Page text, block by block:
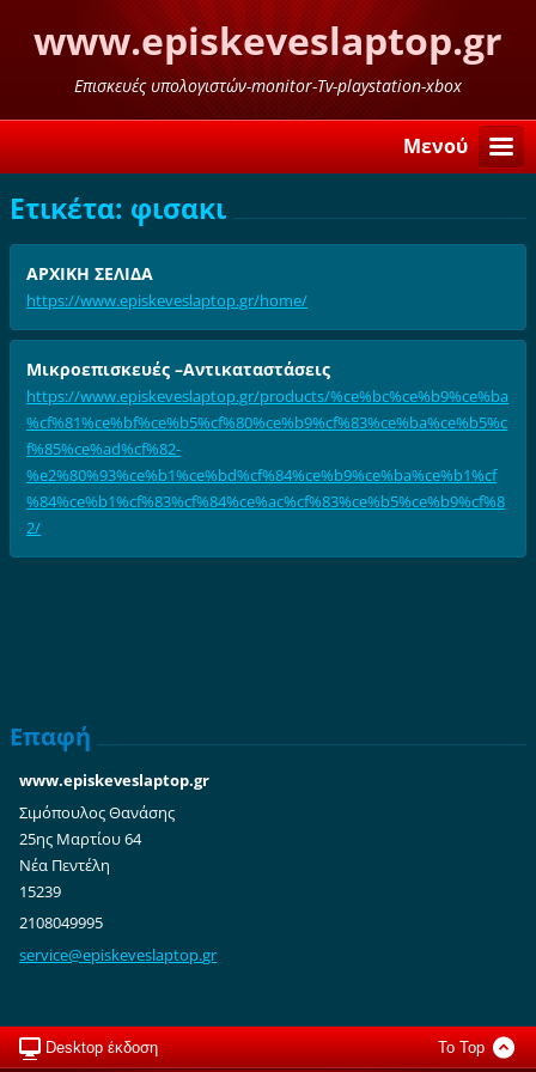
www.episkeveslaptop.gr
Επισκευές υπολογιστών-monitor-Tv-playstation-xbox
Μενού
Ετικέτα: φισακι
ΑΡΧΙΚΗ ΣΕΛΙΔΑ
https://www.episkeveslaptop.gr/home/
Μικροεπισκευές –Αντικαταστάσεις
https://www.episkeveslaptop.gr/products/%ce%bc%ce%b9%ce%ba
%cf%81%ce%bf%ce%b5%cf%80%ce%b9%cf%83%ce%ba%ce%b5%c
f%85%ce%ad%cf%82-
%e2%80%93%ce%b1%ce%bd%cf%84%ce%b9%ce%ba%ce%b1%cf
%84%ce%b1%cf%83%cf%84%ce%ac%cf%83%ce%b5%ce%b9%cf%8
2/
Επαφή
www.episkeveslaptop.gr
Σιμόπουλος Θανάσης
25ης Μαρτίου 64
Νέα Πεντέλη
15239
2108049995
service@episkeveslaptop.gr
Desktop έκδοση To Top